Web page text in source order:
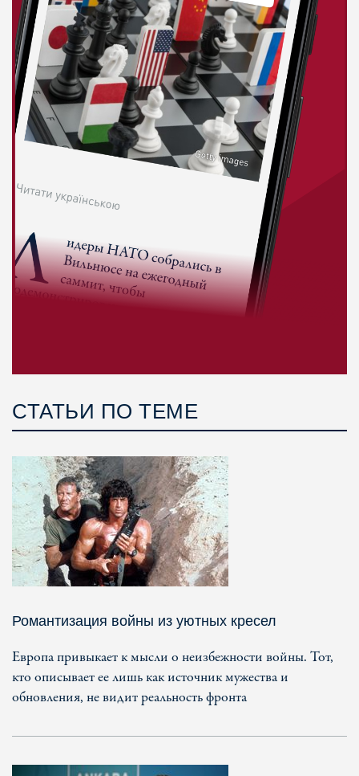
СТАТЬИ ПО ТЕМЕ
Романтизация войны из уютных кресел
Европа привыкает к мысли о неизбежности войны. Тот,
кто описывает ее лишь как источник мужества и
обновления, не видит реальность фронта